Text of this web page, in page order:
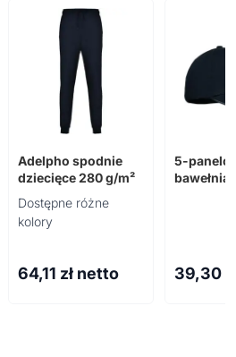
Adelpho spodnie
dziecięce 280 g/m²
Dostępne różne
kolory
64,11 zł netto
5-
39,30